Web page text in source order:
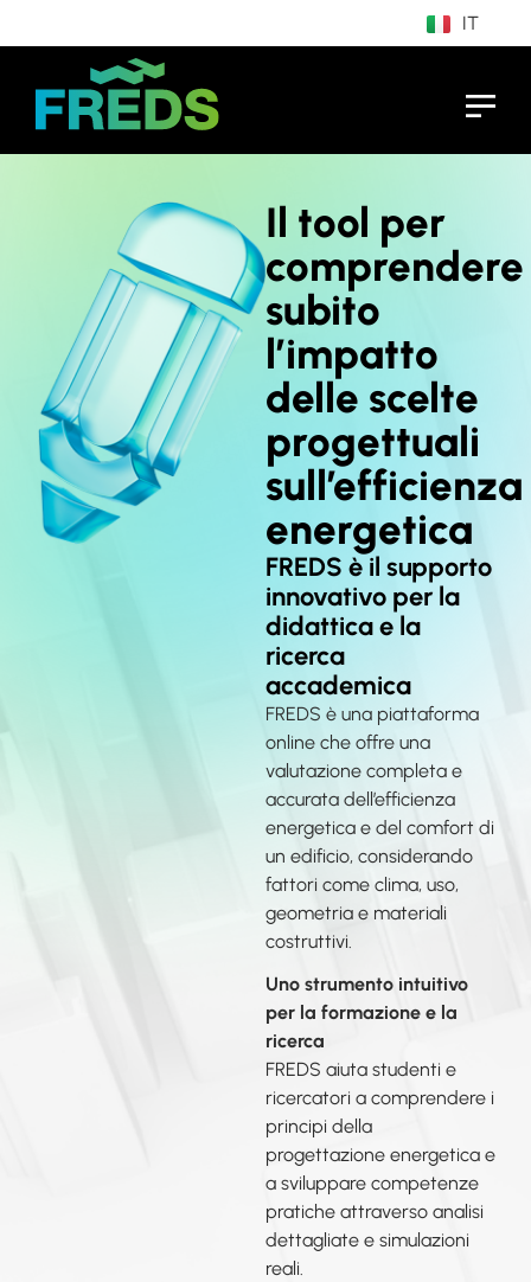
IT
EN
Il tool per
comprendere
subito
l’impatto
delle scelte
progettuali
sull’efficienza
energetica
FREDS è il supporto
innovativo per la
didattica e la
ricerca
accademica
FREDS è una piattaforma
online che offre una
valutazione completa e
accurata dell’efficienza
energetica e del comfort di
un edificio, considerando
fattori come clima, uso,
geometria e materiali
costruttivi.
Uno strumento intuitivo
per la formazione e la
ricerca
FREDS aiuta studenti e
ricercatori a comprendere i
principi della
progettazione energetica e
a sviluppare competenze
pratiche attraverso analisi
dettagliate e simulazioni
reali.